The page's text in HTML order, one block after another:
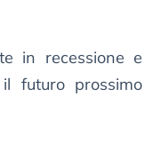
in recessione e
futuro prossimo